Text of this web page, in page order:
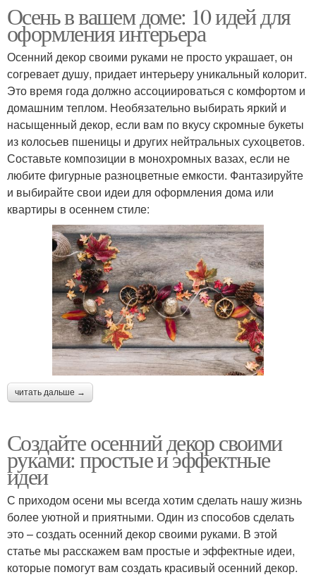
Осень в вашем доме: 10 идей для
оформления интерьера
Осенний декор своими руками не просто украшает, он
согревает душу, придает интерьеру уникальный колорит.
Это время года должно ассоциироваться с комфортом и
домашним теплом. Необязательно выбирать яркий и
насыщенный декор, если вам по вкусу скромные букеты
из колосьев пшеницы и других нейтральных сухоцветов.
Составьте композиции в монохромных вазах, если не
любите фигурные разноцветные емкости. Фантазируйте
и выбирайте свои идеи для оформления дома или
квартиры в осеннем стиле:
читать дальше →
Создайте осенний декор своими
руками: простые и эффектные
идеи
С приходом осени мы всегда хотим сделать нашу жизнь
более уютной и приятными. Один из способов сделать
это – создать осенний декор своими руками. В этой
статье мы расскажем вам простые и эффектные идеи,
которые помогут вам создать красивый осенний декор.